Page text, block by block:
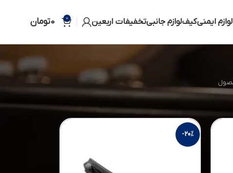
لوازم ایمنیکیفلوازم جانبیتخفیفات اربعین 0
0تومان
نمایش 18
24
-20%